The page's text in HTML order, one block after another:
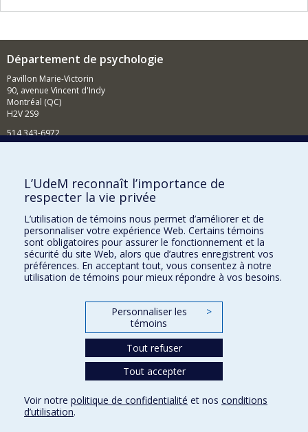
Département de psychologie
Pavillon Marie-Victorin
90, avenue Vincent d'Indy
Montréal (QC)
H2V 2S9
514 343-6972
Comment soutenir le Département?
BESOIN D'AIDE?
Plan du site
Signaler une erreur
Accessibilité
FACULTÉ DES ARTS ET DES SCIENCES
Nos départements et écoles
Conditions d’utilisation
L’UdeM reconnaît l’importance de
respecter la vie privée
L’utilisation de témoins nous permet d’améliorer et de
personnaliser votre expérience Web. Certains témoins
sont obligatoires pour assurer le fonctionnement et la
sécurité du site Web, alors que d’autres enregistrent vos
préférences. En acceptant tout, vous consentez à notre
utilisation de témoins pour mieux répondre à vos besoins.
Personnaliser les
témoins
>
Tout refuser
Tout accepter
Voir notre politique de confidentialité et nos conditions
d’utilisation.